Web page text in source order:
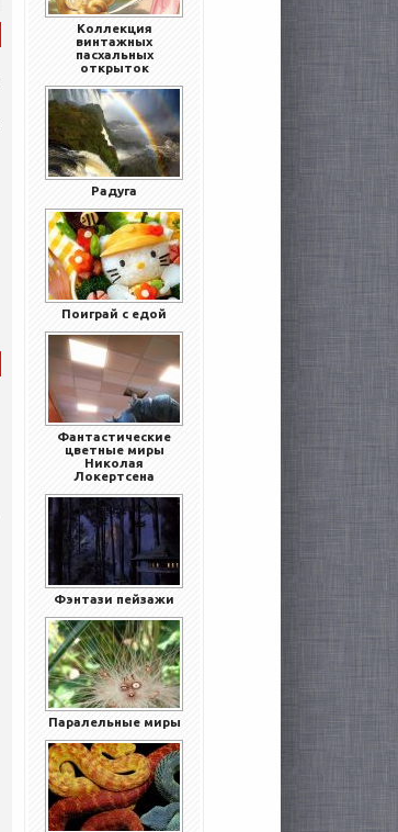
Коллекция
винтажных
пасхальных
открыток
Радуга
Поиграй с едой
Фантастические
цветные миры
Николая
Локертсена
Фэнтази пейзажи
Паралельные миры